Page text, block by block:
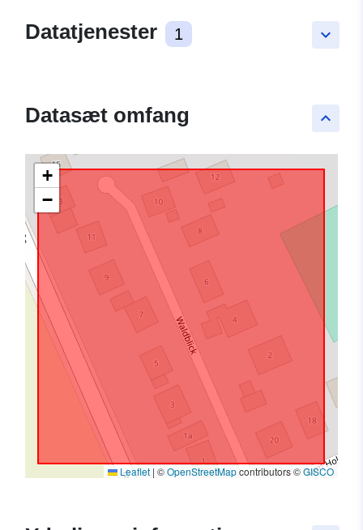
keyboard_arrow_down
Datatjenester 1
keyboard_arrow_up
Datasæt omfang
+
−
Leaflet | ©OpenStreetMapcontributors ©GISCO